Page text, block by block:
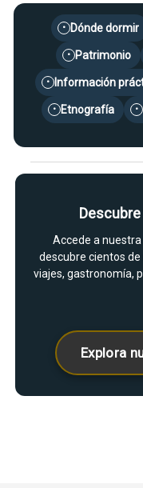
• Dónde dormir
• Patrimonio
• Información
• Etnografía •
Accede a
descubre cientos
viajes, gastronomía,
Explora